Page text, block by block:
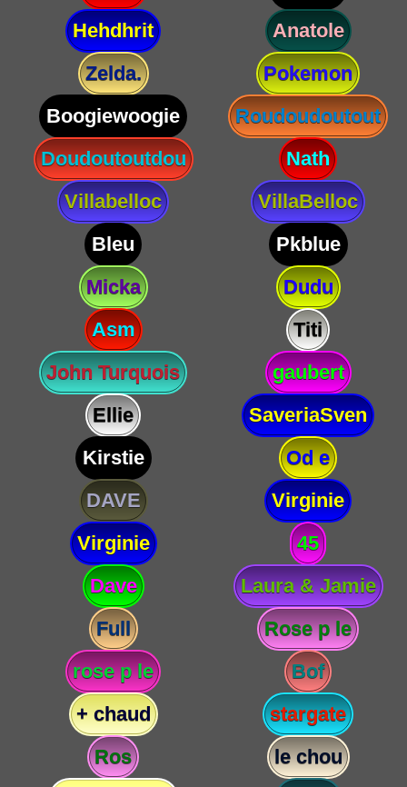
Hehdhrit
Anatole
Zelda.
Pokemon
Boogiewoogie
Roudoudoutout
Doudoutoutdou
Nath
Villabelloc
VillaBelloc
Bleu
Pkblue
Micka
Dudu
Asm
Titi
John Turquois
gaubert
Ellie
SaveriaSven
Kirstie
Od e
DAVE
Virginie
Virginie
45
Dave
Laura & Jamie
Full
Rose p le
rose p le
Bof
+ chaud
stargate
Ros
le chou